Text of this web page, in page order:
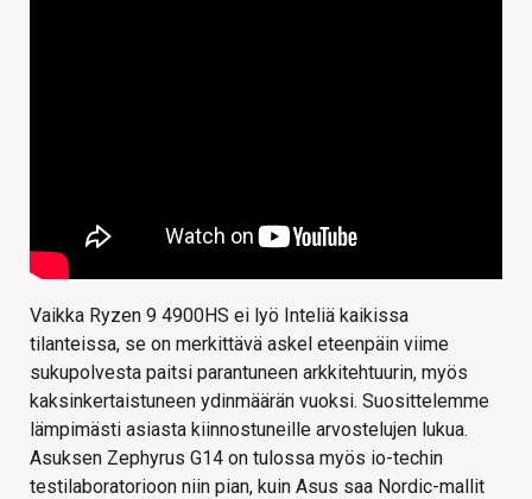
Vaikka Ryzen 9 4900HS ei lyö Inteliä kaikissa
tilanteissa, se on merkittävä askel eteenpäin viime
sukupolvesta paitsi parantuneen arkkitehtuurin, myös
kaksinkertaistuneen ydinmäärän vuoksi. Suosittelemme
lämpimästi asiasta kiinnostuneille arvostelujen lukua.
Asuksen Zephyrus G14 on tulossa myös io-techin
testilaboratorioon niin pian, kuin Asus saa Nordic-mallit